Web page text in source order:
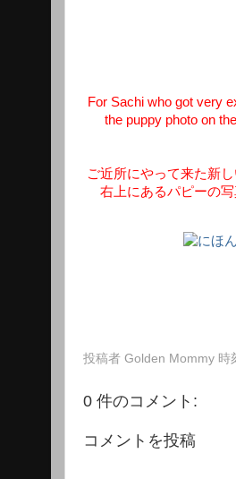
For Sachi who got very
the puppy photo on
ご近所にやって来た新
右上にあるパピーの
投稿者 Golden Mommy 時
0 件のコメント:
コメントを投稿